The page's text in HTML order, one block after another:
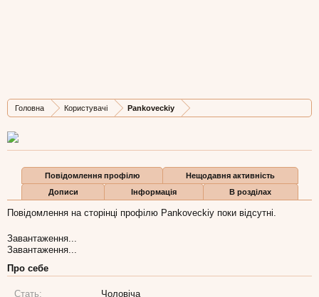
Головна Користувачі Pankoveckiy
Дописів
1
Карма
0
Бали
1
Повідомлення профілю
Нещодавня активність
Дописи
Інформація В розділах
Повідомлення на сторінці профілю Pankoveckiy поки відсутні.
Завантаження...
Завантаження...
Про себе
Стать:
Чоловіча